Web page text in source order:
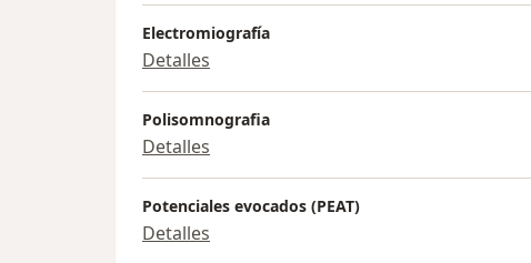
Electromiografía
Detalles
Polisomnografia
Detalles
Potenciales evocados (PEAT)
Detalles